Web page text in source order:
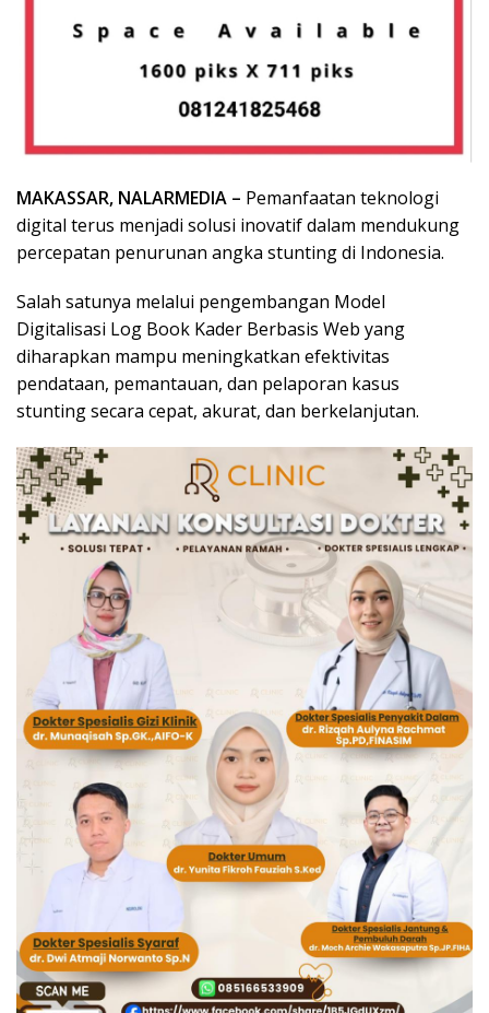
MAKASSAR, NALARMEDIA – Pemanfaatan teknologi
digital terus menjadi solusi inovatif dalam mendukung
percepatan penurunan angka stunting di Indonesia.
Salah satunya melalui pengembangan Model
Digitalisasi Log Book Kader Berbasis Web yang
diharapkan mampu meningkatkan efektivitas
pendataan, pemantauan, dan pelaporan kasus
stunting secara cepat, akurat, dan berkelanjutan.